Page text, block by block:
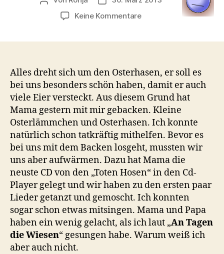
Keine Kommentarezu
ich
bin
bereit
Alles dreht sich um den Osterhasen, er soll es
bei uns besonders schön haben, damit er auch
viele Eier versteckt. Aus diesem Grund hat
Mama gestern mit mir gebacken. Kleine
Osterlämmchen und Osterhasen. Ich konnte
natürlich schon tatkräftig mithelfen. Bevor es
bei uns mit dem Backen losgeht, mussten wir
uns aber aufwärmen. Dazu hat Mama die
neuste CD von den „Toten Hosen“ in den Cd-
Player gelegt und wir haben zu den ersten paar
Lieder getanzt und gemoscht. Ich konnten
sogar schon etwas mitsingen. Mama und Papa
haben ein wenig gelacht, als ich laut „An Tagen
die Wiesen“ gesungen habe. Warum weiß ich
aber auch nicht.